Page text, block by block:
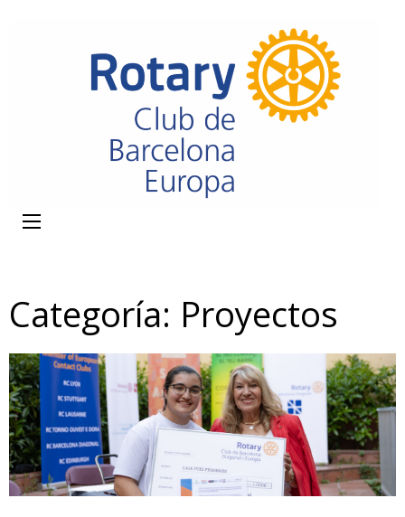
Categoría: Proyectos